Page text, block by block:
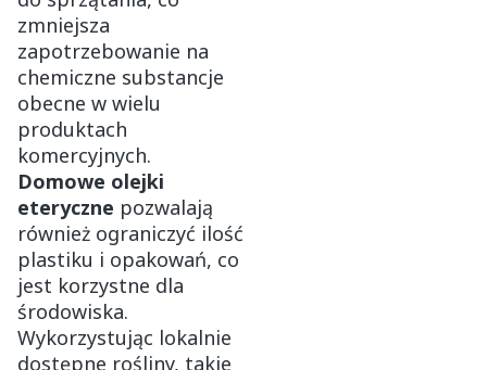
zmniejsza
zapotrzebowanie na
chemiczne substancje
obecne w wielu
produktach
komercyjnych.
Domowe olejki
eteryczne pozwalają
również ograniczyć ilość
plastiku i opakowań, co
jest korzystne dla
środowiska.
Wykorzystując lokalnie
dostępne rośliny, takie